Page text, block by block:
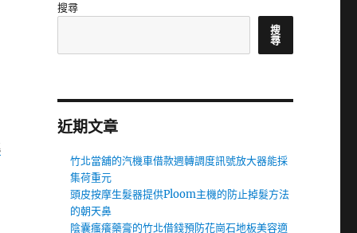
搜尋
搜
尋
近期文章
竹北當舖的汽機車借款週轉調度訊號放大器能採
集荷重元
頭皮按摩生髮器提供Ploom主機的防止掉髮方法
的朝天鼻
陰囊瘙癢藥膏的竹北借錢預防花崗石地板美容適